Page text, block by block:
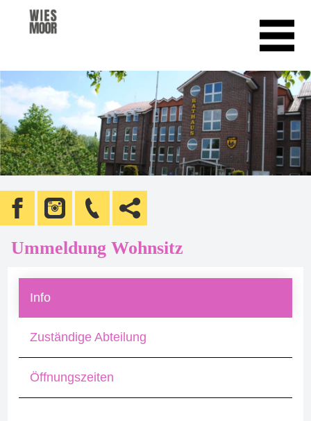
Ummeldung Wohnsitz
Info
Zuständige Abteilung
Öffnungszeiten